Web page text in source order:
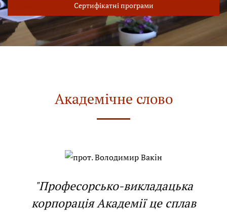
Сертифікатні програми
Академічне слово
"Професорсько-викладацька
корпорація Академії це сплав